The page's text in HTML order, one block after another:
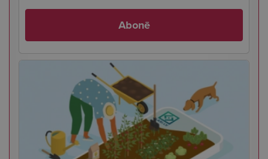
Abonē